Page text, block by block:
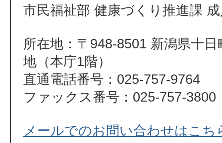
市民福祉部 健康づくり推進課
所在地：〒948-8501 新潟県十
地（本庁1階）
直通電話番号：025-757-9764
ファックス番号：025-757-3800
メールでのお問い合わせはこち